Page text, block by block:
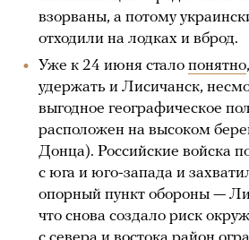
взорваны, а потому
отходили на лодках и вброд.
Уже к 24 июня стало понятно
удержать и Лисичанск,
выгодное географическое
расположен на высоком
Донца). Российские войска
с юга и юго-запада и
опорный пункт обороны —
что снова создало риск